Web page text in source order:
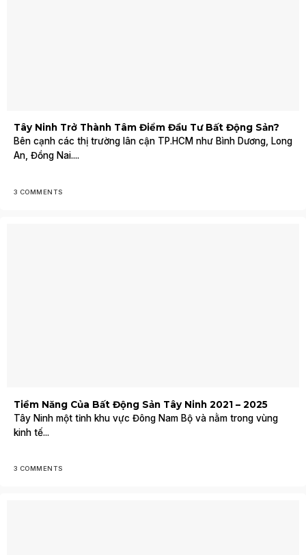
Tây Ninh Trở Thành Tâm Điểm Đầu Tư Bất Động Sản?
Bên cạnh các thị trường lân cận TP.HCM như Bình Dương, Long
An, Đồng Nai....
3 COMMENTS
Tiềm Năng Của Bất Động Sản Tây Ninh 2021 – 2025
Tây Ninh một tỉnh khu vực Đông Nam Bộ và nằm trong vùng
kinh tế...
3 COMMENTS